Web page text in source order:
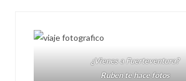
¿Vienes a Fuerteventura?
Ruben te hace fotos